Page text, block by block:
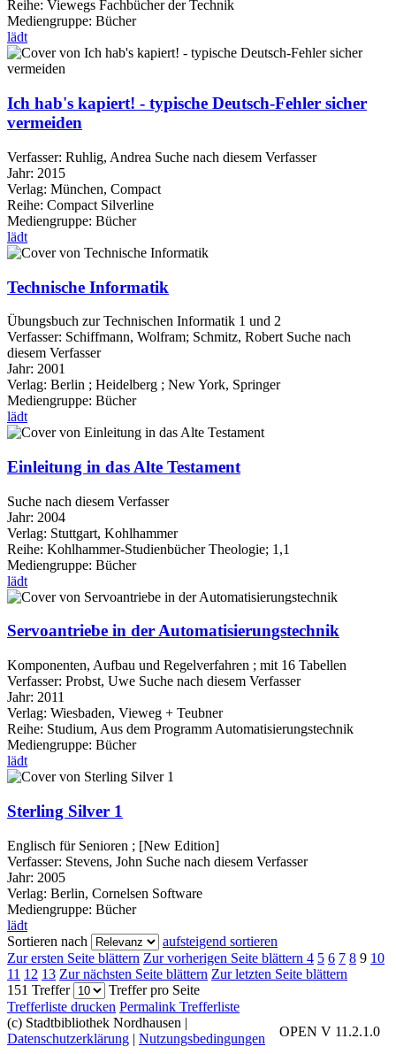
Reihe: Viewegs Fachbücher der Technik
Mediengruppe: Bücher
lädt
Ich hab's kapiert! - typische Deutsch-Fehler sicher
vermeiden
Verfasser: Ruhlig, Andrea Suche nach diesem Verfasser
Jahr: 2015
Verlag: München, Compact
Reihe: Compact Silverline
Mediengruppe: Bücher
lädt
Technische Informatik
Übungsbuch zur Technischen Informatik 1 und 2
Verfasser: Schiffmann, Wolfram; Schmitz, Robert Suche nach
diesem Verfasser
Jahr: 2001
Verlag: Berlin ; Heidelberg ; New York, Springer
Mediengruppe: Bücher
lädt
Einleitung in das Alte Testament
Suche nach diesem Verfasser
Jahr: 2004
Verlag: Stuttgart, Kohlhammer
Reihe: Kohlhammer-Studienbücher Theologie; 1,1
Mediengruppe: Bücher
lädt
Servoantriebe in der Automatisierungstechnik
Komponenten, Aufbau und Regelverfahren ; mit 16 Tabellen
Verfasser: Probst, Uwe Suche nach diesem Verfasser
Jahr: 2011
Verlag: Wiesbaden, Vieweg + Teubner
Reihe: Studium, Aus dem Programm Automatisierungstechnik
Mediengruppe: Bücher
lädt
Sterling Silver 1
Englisch für Senioren ; [New Edition]
Verfasser: Stevens, John Suche nach diesem Verfasser
Jahr: 2005
Verlag: Berlin, Cornelsen Software
Mediengruppe: Bücher
lädt
Sortieren nach
aufsteigend sortieren
Zur ersten Seite blättern Zur vorherigen Seite blättern 4 5 6 7 8 9 10
11 12 13 Zur nächsten Seite blättern Zur letzten Seite blättern
151 Treffer
Treffer pro Seite
Trefferliste drucken Permalink Trefferliste
OPEN V 11.2.1.0
(c) Stadtbibliothek Nordhausen |
Datenschutzerklärung | Nutzungsbedingungen